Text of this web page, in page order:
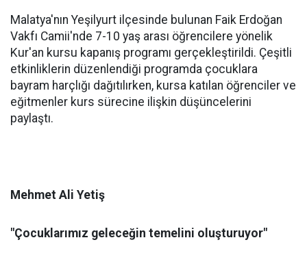
Malatya'nın Yeşilyurt ilçesinde bulunan Faik Erdoğan
Vakfı Camii'nde 7-10 yaş arası öğrencilere yönelik
Kur'an kursu kapanış programı gerçekleştirildi. Çeşitli
etkinliklerin düzenlendiği programda çocuklara
bayram harçlığı dağıtılırken, kursa katılan öğrenciler ve
eğitmenler kurs sürecine ilişkin düşüncelerini
paylaştı.
Mehmet Ali Yetiş
"Çocuklarımız geleceğin temelini oluşturuyor"